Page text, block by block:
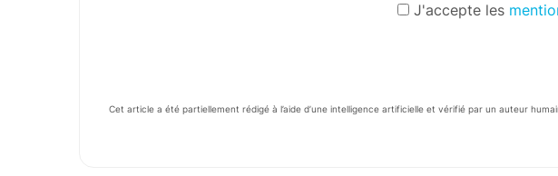
J'accepte les
Cet article a été partiellement rédigé à l’aide d’une intelligence artificielle et vérifié par un auteur